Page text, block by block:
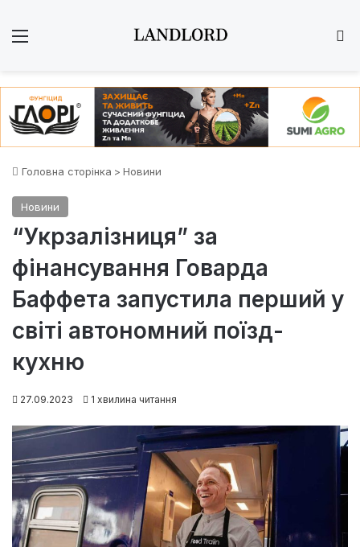
Головна сторінка > Новини
Новини
“Укрзалізниця” за
фінансування Говарда
Баффета запустила перший у
світі автономний поїзд-
кухню
27.09.2023 1 хвилина читання